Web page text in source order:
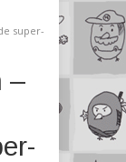
super-
–